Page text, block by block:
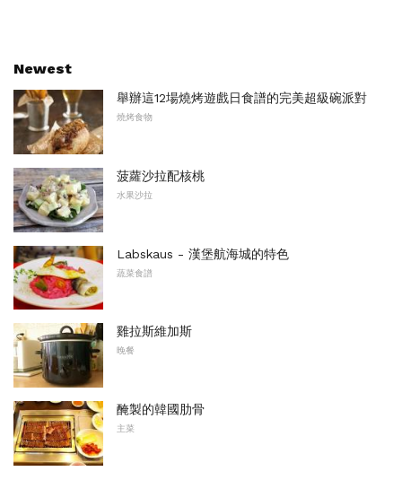
Newest
舉辦這12場燒烤遊戲日食譜的完美超級碗派對
燒烤食物
菠蘿沙拉配核桃
水果沙拉
Labskaus - 漢堡航海城的特色
蔬菜食譜
雞拉斯維加斯
晚餐
醃製的韓國肋骨
主菜